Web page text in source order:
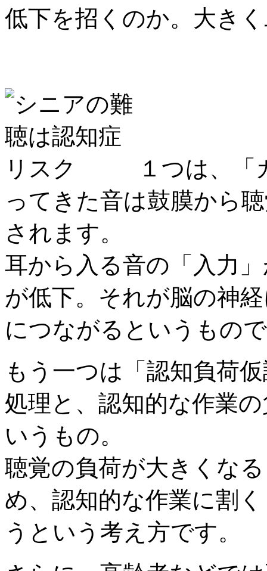
低下を招くのか。大き
１つは、
ってきた音は鼓膜から
されます。
耳から入る音の「入力
が低下。それが脳の神
につながるというもの
もう一つは「認知負荷
処理と、認知的な作業
いうもの。
聴覚の負荷が大きくな
め、認知的な作業に割
うという考え方です。